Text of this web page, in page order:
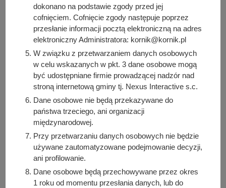
Autor wpisu
Bartosz Przybylski
Podziel się z innymi:
Facebook
E-mail
dokonano na podstawie zgody przed jej
cofnięciem. Cofnięcie zgody następuje poprzez
przesłanie informacji pocztą elektroniczną na adres
elektroniczny Administratora: kornik@kornik.pl
W związku z przetwarzaniem danych osobowych
w celu wskazanych w pkt. 3 dane osobowe mogą
być udostępniane firmie prowadzącej nadzór nad
stroną internetową gminy tj. Nexus Interactive s.c.
Dane osobowe nie będą przekazywane do
państwa trzeciego, ani organizacji
międzynarodowej.
Przy przetwarzaniu danych osobowych nie będzie
używane zautomatyzowane podejmowanie decyzji,
ani profilowanie.
Dane osobowe będą przechowywane przez okres
1 roku od momentu przesłania danych, lub do